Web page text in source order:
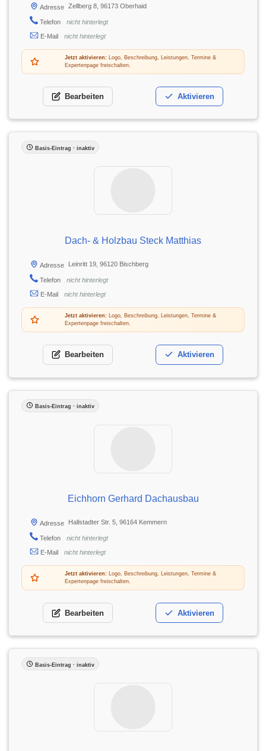
Adresse Zellberg 8, 96173 Oberhaid
Telefon
nicht hinterlegt
E-Mail
nicht hinterlegt
Jetzt aktivieren:Logo, Beschreibung, Leistungen, Termine &
Expertenpage freischalten.
Bearbeiten Aktivieren
Basis-Eintrag · inaktiv
Dach- & Holzbau Steck Matthias
Adresse Leinritt 19, 96120 Bischberg
Telefon
nicht hinterlegt
E-Mail
nicht hinterlegt
Jetzt aktivieren:Logo, Beschreibung, Leistungen, Termine &
Expertenpage freischalten.
Bearbeiten Aktivieren
Basis-Eintrag · inaktiv
Eichhorn Gerhard Dachausbau
Adresse Hallstadter Str. 5, 96164 Kemmern
Telefon
nicht hinterlegt
E-Mail
nicht hinterlegt
Jetzt aktivieren:Logo, Beschreibung, Leistungen, Termine &
Expertenpage freischalten.
Bearbeiten Aktivieren
Basis-Eintrag · inaktiv